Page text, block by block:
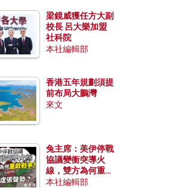
梁鏡威獲任方大副
校長 呂大樂加盟
社科院
本社編輯部
香港五年規劃須提
前布局大鵬灣
來文
兔主席：美伊停戰
協議變衝突導火
線，雙方為何重啟
戰爭？伊朗一早洞
本社編輯部